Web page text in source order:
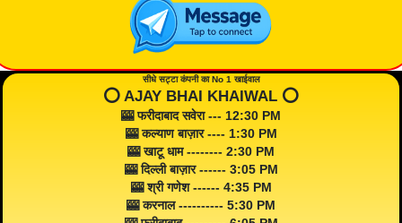
सीधे सट्टा कंपनी का No 1 खाईवाल
⭕️ AJAY BHAI KHAIWAL ⭕️
🎰 फरीदाबाद सवेरा --- 12:30 PM
🎰 कल्याण बाज़ार ---- 1:30 PM
🎰 खाटू धाम -------- 2:30 PM
🎰 दिल्ली बाज़ार ------ 3:05 PM
🎰 श्री गणेश ------ 4:35 PM
🎰 करनाल ---------- 5:30 PM